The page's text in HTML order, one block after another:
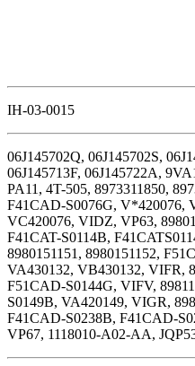
IH-03-0015
06J145702Q, 06J145702S,
06J145713F, 06J145722A,
PA11, 4T-505, 8973311850,
F41CAD-S0076G, V*420076,
VC420076, VIDZ, VP63,
F41CAT-S0114B,
8980151151, 8980151152,
VA430132, VB430132, VIFR,
F51CAD-S0144G, VIFV,
S0149B, VA420149, VIGR,
F41CAD-S0238B, F41CAD-
VP67, 1118010-A02-AA,